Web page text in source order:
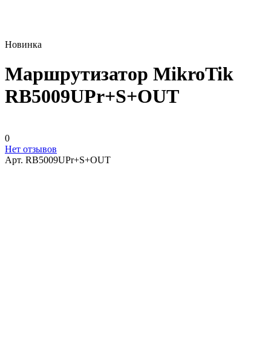
Новинка
Маршрутизатор MikroTik
RB5009UPr+S+OUT
0
Нет отзывов
Арт. RB5009UPr+S+OUT